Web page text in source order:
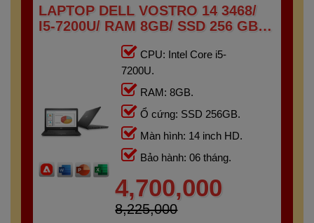
LAPTOP DELL VOSTRO 14 3468/
I5-7200U/ RAM 8GB/ SSD 256 GB/
CPU: Intel Core i5-
7200U.
RAM: 8GB.
Ổ cứng: SSD 256GB.
Màn hình: 14 inch HD.
Bảo hành: 06 tháng.
4,700,000
8,225,000